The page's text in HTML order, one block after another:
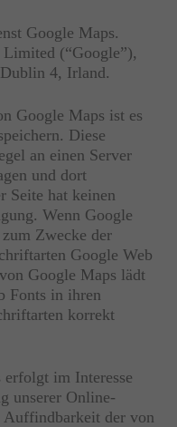
Google Maps.
(“Google”),
4, Irland.
Google Maps ist es
Diese
an einen Server
und dort
Seite hat keinen
Wenn Google
Zwecke der
Google Web
Google Maps lädt
Fonts in ihren
korrekt
im Interesse
unserer Online-
Auffindbarkeit der von